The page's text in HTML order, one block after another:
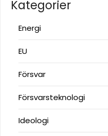
Kategorier
Energi
EU
Försvar
Försvarsteknologi
Ideologi